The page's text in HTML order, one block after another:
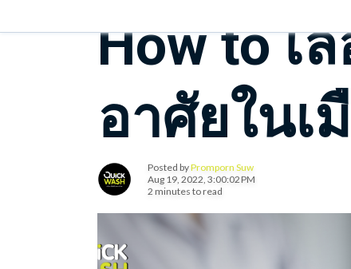
How to เ
อาศัยในเ
Posted byPromporn Suw
Aug 19, 2022, 3:00:02 PM
2 minutes to read